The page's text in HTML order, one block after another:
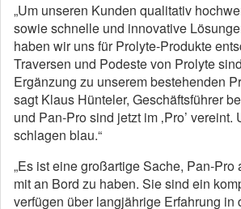
„Um unseren Kunden qualitativ
sowie schnelle und innovative
haben wir uns für Prolyte-Produkte
Traversen und Podeste von Prolyte
Ergänzung zu unserem bestehenden
sagt Klaus Hünteler, Geschäftsführer
und Pan-Pro sind jetzt im ‚Pro’ vereint.
schlagen blau.“
„Es ist eine großartige Sache, Pan-Pro
mit an Bord zu haben. Sie sind ein
verfügen über langjährige Erfahrung in